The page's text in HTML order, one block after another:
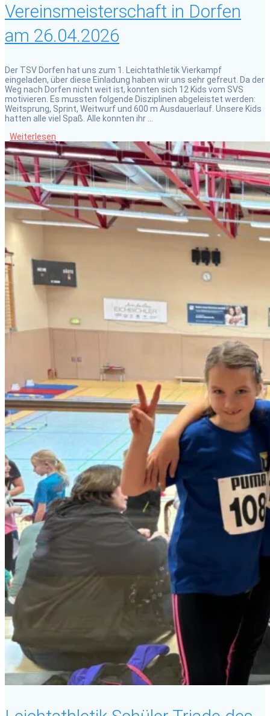
Vereinsmeisterschaft in Dorfen
am 26.04.2026
Der TSV Dorfen hat uns zum 1. Leichtathletik Vierkampf
eingeladen, über diese Einladung haben wir uns sehr gefreut. Da der
Weg nach Dorfen nicht weit ist, konnten sich 12 Kids vom SVS
motivieren. Es mussten folgende Disziplinen abgeleistet werden:
Weitsprung, Sprint, Weitwurf und 600 m Ausdauerlauf. Unsere Kids
hatten alle viel Spaß. Alle konnten ihr …
Weiterlesen